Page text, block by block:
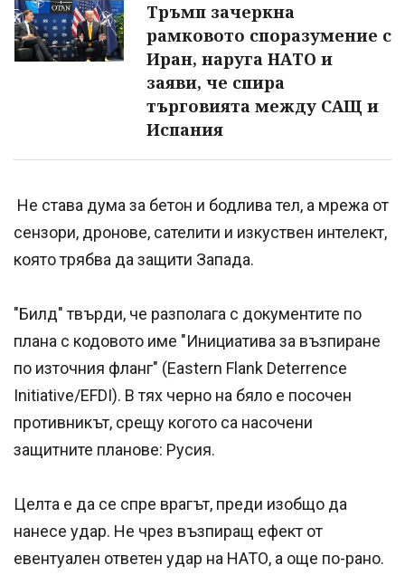
Тръмп зачеркна
рамковото споразумение с
Иран, наруга НАТО и
заяви, че спира
търговията между САЩ и
Испания
Не става дума за бетон и бодлива тел, а мрежа от
сензори, дронове, сателити и изкуствен интелект,
която трябва да защити Запада.
"Билд" твърди, че разполага с документите по
плана с кодовото име "Инициатива за възпиране
по източния фланг" (Eastern Flank Deterrence
Initiative/EFDI). В тях черно на бяло е посочен
противникът, срещу когото са насочени
защитните планове: Русия.
Целта е да се спре врагът, преди изобщо да
нанесе удар. Не чрез възпиращ ефект от
евентуален ответен удар на НАТО, а още по-рано.